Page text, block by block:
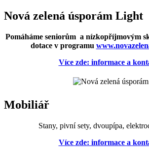
Nová zelená úsporám Light
Pomáháme seniorům a nízkopříjmovým
dotace v programu
Více zde: informace a
Mobiliář
Stany, pivní sety, dvoupípa,
Více zde: informace a